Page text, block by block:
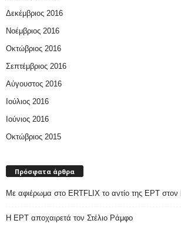
Δεκέμβριος 2016
Νοέμβριος 2016
Οκτώβριος 2016
Σεπτέμβριος 2016
Αύγουστος 2016
Ιούλιος 2016
Ιούνιος 2016
Οκτώβριος 2015
Πρόσφατα άρθρα
Με αφιέρωμα στο ERTFLIX το αντίο της ΕΡΤ
Η ΕΡΤ αποχαιρετά τον Στέλιο Ράμφο